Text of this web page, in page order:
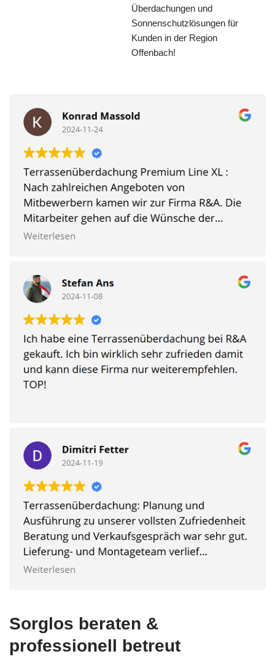
Überdachungen und
Sonnenschutzlösungen für
Kunden in der Region
Offenbach!
Sorglos beraten &
professionell betreut